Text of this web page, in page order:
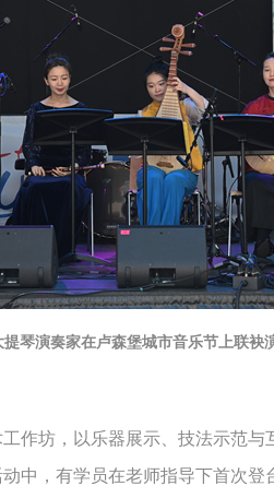
琴演奏家在卢森堡城市音乐节上联袂
坊，以乐器展示、技法示范与
中，有学员在老师指导下首次